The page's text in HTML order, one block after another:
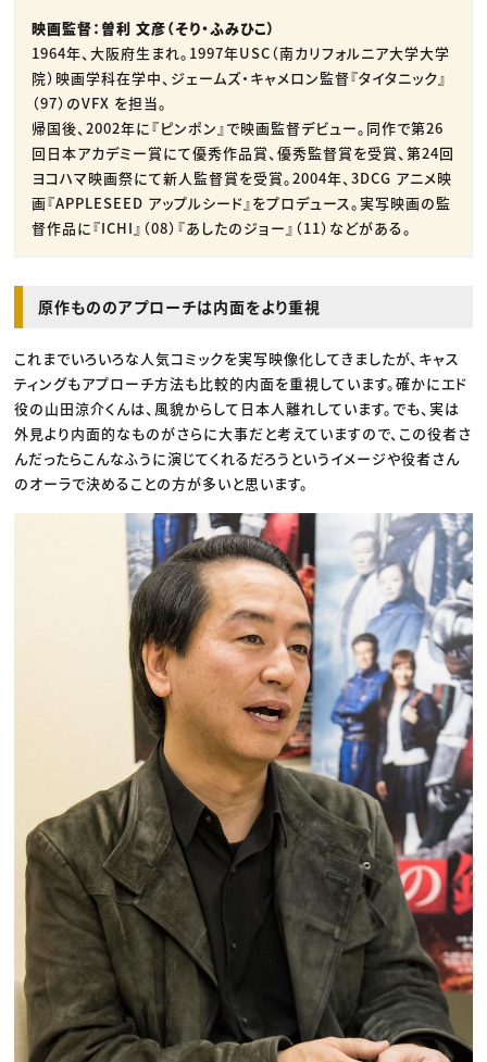
映画監督：曽利 文彦（そり・ふみひこ）
1964年、大阪府生まれ。1997年USC（南カリフォルニア大学大学
院）映画学科在学中、ジェームズ・キャメロン監督『タイタニック』
（97）のVFX を担当。
帰国後、2002年に『ピンポン』で映画監督デビュー。同作で第26
回日本アカデミー賞にて優秀作品賞、優秀監督賞を受賞、第24回
ヨコハマ映画祭にて新人監督賞を受賞。2004年、3DCG アニメ映
画『APPLESEED アップルシード』をプロデュース。実写映画の監
督作品に『ICHI』（08）『あしたのジョー』（11）などがある。
原作もののアプローチは内面をより重視
これまでいろいろな人気コミックを実写映像化してきましたが、キャス
ティングもアプローチ方法も比較的内面を重視しています。確かにエド
役の山田涼介くんは、風貌からして日本人離れしています。でも、実は
外見より内面的なものがさらに大事だと考えていますので、この役者さ
んだったらこんなふうに演じてくれるだろうというイメージや役者さん
のオーラで決めることの方が多いと思います。